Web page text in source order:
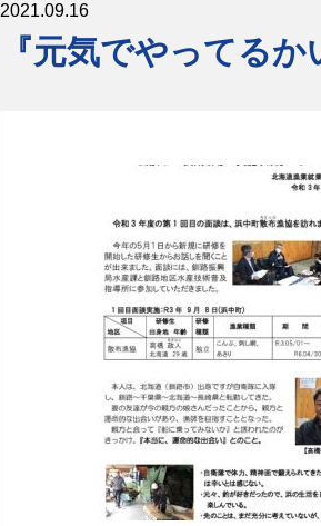
2021.09.16
『元気でやってるか